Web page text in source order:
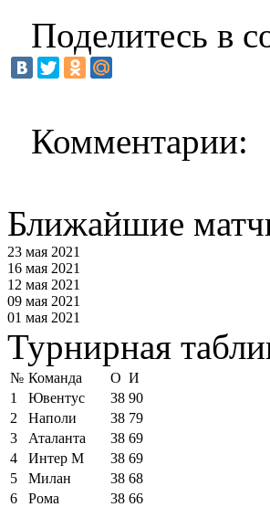
Поделитесь в
Комментарии:
Ближайшие
23 мая 2021
16 мая 2021
12 мая 2021
09 мая 2021
01 мая 2021
Турнирная
№ Команда О И
1
Ювентус 38 90
2
Наполи 38 79
3
Аталанта 38 69
4
Интер М 38 69
5
Милан 38 68
6
Рома 38 66